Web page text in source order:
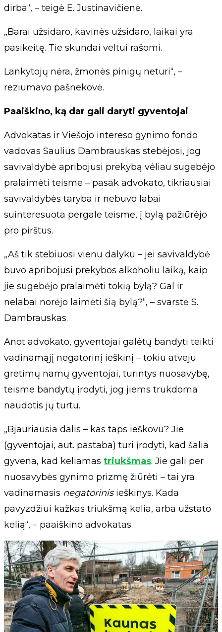
dirba“, – teigė E. Justinavičienė.
„Barai užsidaro, kavinės užsidaro, laikai yra
pasikeitę. Tie skundai veltui rašomi.
Lankytojų nėra, žmonės pinigų neturi“, –
reziumavo pašnekovė.
Paaiškino, ką dar gali daryti gyventojai
Advokatas ir Viešojo intereso gynimo fondo
vadovas Saulius Dambrauskas stebėjosi, jog
savivaldybė apribojusi prekybą vėliau sugebėjo
pralaimėti teisme – pasak advokato, tikriausiai
savivaldybės taryba ir nebuvo labai
suinteresuota pergale teisme, į bylą pažiūrėjo
pro pirštus.
„Aš tik stebiuosi vienu dalyku – jei savivaldybė
buvo apribojusi prekybos alkoholiu laiką, kaip
jie sugebėjo pralaimėti tokią bylą? Gal ir
nelabai norėjo laimėti šią bylą?“, – svarstė S.
Dambrauskas.
Anot advokato, gyventojai galėtų bandyti teikti
vadinamąjį negatorinį ieškinį – tokiu atveju
gretimų namų gyventojai, turintys nuosavybę,
teisme bandytų įrodyti, jog jiems trukdoma
naudotis jų turtu.
„Bjauriausia dalis – kas taps ieškovu? Jie
(gyventojai, aut. pastaba) turi įrodyti, kad šalia
gyvena, kad keliamas triukšmas. Jie gali per
nuosavybės gynimo prizmę žiūrėti – tai yra
vadinamasis negatorinisieškinys. Kada
pavyzdžiui kažkas triukšmą kelia, arba užstato
kelią“, – paaiškino advokatas.